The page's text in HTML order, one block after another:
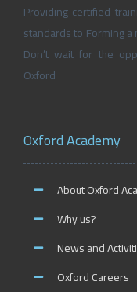
Providing certified
standards to Forming
Don’t wait for the
Oxford
Oxford Academy
About Oxford
Why us?
News and
Oxford Careers